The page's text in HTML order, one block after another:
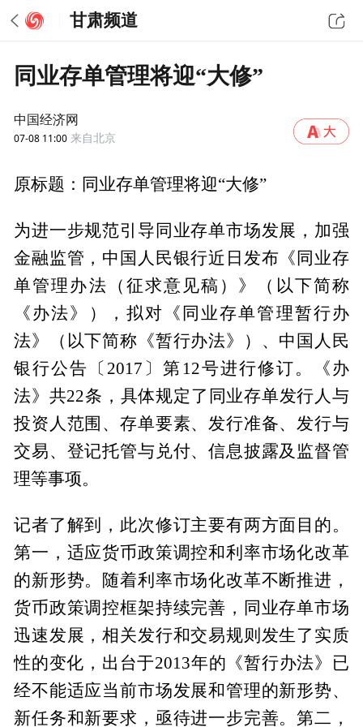
甘肃频道
同业存单管理将迎“大修”
中国经济网
07-08 11:00 来自北京
原标题：同业存单管理将迎“大修”
为进一步规范引导同业存单市场发展，加强
金融监管，中国人民银行近日发布《同业存
单管理办法（征求意见稿）》（以下简称
《办法》），拟对《同业存单管理暂行办
法》（以下简称《暂行办法》）、中国人民
银行公告〔2017〕第12号进行修订。《办
法》共22条，具体规定了同业存单发行人与
投资人范围、存单要素、发行准备、发行与
交易、登记托管与兑付、信息披露及监督管
理等事项。
记者了解到，此次修订主要有两方面目的。
第一，适应货币政策调控和利率市场化改革
的新形势。随着利率市场化改革不断推进，
货币政策调控框架持续完善，同业存单市场
迅速发展，相关发行和交易规则发生了实质
性的变化，出台于2013年的《暂行办法》已
经不能适应当前市场发展和管理的新形势、
新任务和新要求，亟待进一步完善。第二，